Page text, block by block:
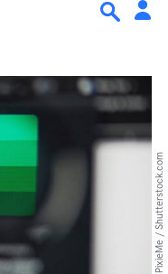
PixieMe / Shutterstock.com